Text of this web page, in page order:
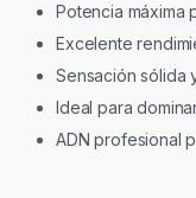
Potencia máxima
Excelente
Sensación sólida
Ideal para
ADN profesional